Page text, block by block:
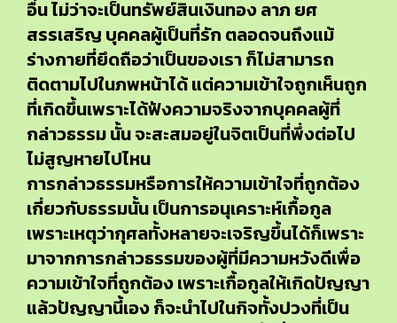
อื่น ไม่ว่าจะเป็นทรัพย์สินเงินทอง ลาภ ยศ
สรรเสริญ บุคคลผู้เป็นที่รัก ตลอดจนถึงแม้
ร่างกายที่ยึดถือว่าเป็นของเรา ก็ไม่สามารถ
ติดตามไปในภพหน้าได้ แต่ความเข้าใจถูกเห็นถูก
ที่เกิดขึ้นเพราะได้ฟังความจริงจากบุคคลผู้ที่
กล่าวธรรม นั้น จะสะสมอยู่ในจิตเป็นที่พึ่งต่อไป
ไม่สูญหายไปไหน
การกล่าวธรรมหรือการให้ความเข้าใจที่ถูกต้อง
เกี่ยวกับธรรมนั้น เป็นการอนุเคราะห์เกื้อกูล
เพราะเหตุว่ากุศลทั้งหลายจะเจริญขึ้นได้ก็เพราะ
มาจากการกล่าวธรรมของผู้ที่มีความหวังดีเพื่อ
ความเข้าใจที่ถูกต้อง เพราะเกื้อกูลให้เกิดปัญญา
แล้วปัญญานี้เอง ก็จะนำไปในกิจทั้งปวงที่เป็น